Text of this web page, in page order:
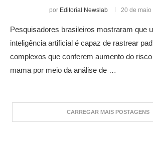
por Editorial Newslab 20 de
Pesquisadores brasileiros mostraram que
inteligência artificial é capaz de rastrear
complexos que conferem aumento do
mama por meio da análise de …
CARREGAR MAIS POSTAGENS